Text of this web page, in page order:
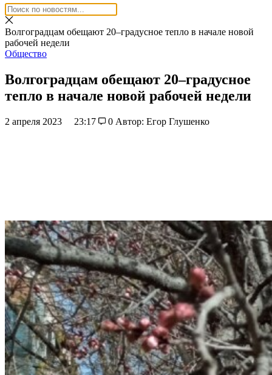
Волгоградцам обещают 20–градусное тепло в начале новой
рабочей недели
Общество
Волгоградцам обещают 20–градусное
тепло в начале новой рабочей недели
2 апреля 2023 23:17 0 Автор: Егор Глушенко